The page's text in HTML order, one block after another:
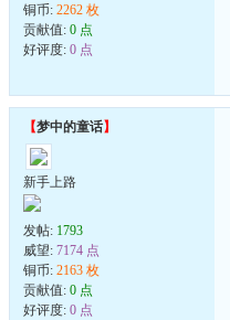
铜币: 2262 枚
贡献值: 0 点
好评度: 0 点
【梦中的童话】
新手上路
发帖: 1793
威望: 7174 点
铜币: 2163 枚
贡献值: 0 点
好评度: 0 点